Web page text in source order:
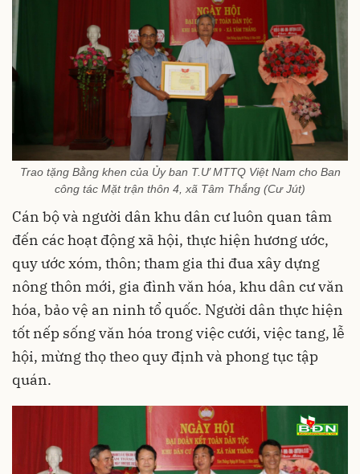
Trao tặng Bằng khen của Ủy ban T.Ư MTTQ Việt Nam cho Ban
công tác Mặt trận thôn 4, xã Tâm Thắng (Cư Jút)
Cán bộ và người dân khu dân cư luôn quan tâm
đến các hoạt động xã hội, thực hiện hương ước,
quy ước xóm, thôn; tham gia thi đua xây dựng
nông thôn mới, gia đình văn hóa, khu dân cư văn
hóa, bảo vệ an ninh tổ quốc. Người dân thực hiện
tốt nếp sống văn hóa trong việc cưới, việc tang, lễ
hội, mừng thọ theo quy định và phong tục tập
quán.